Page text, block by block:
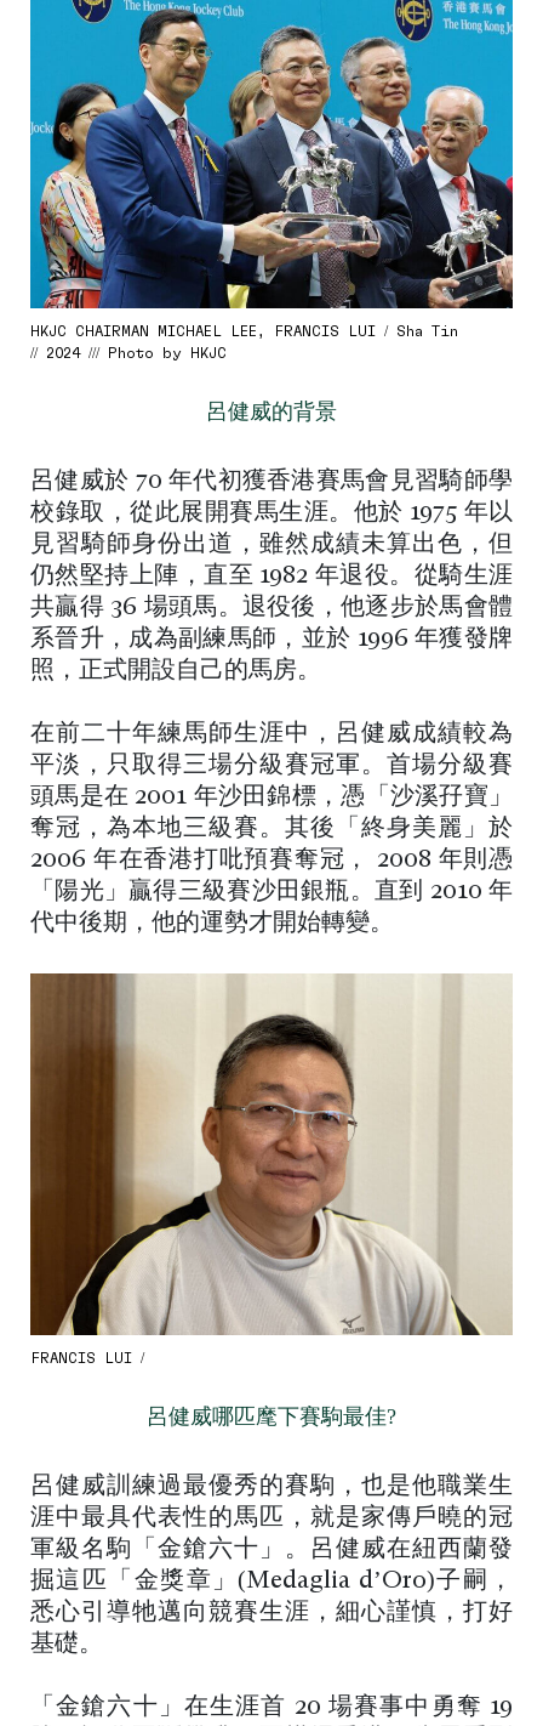
HKJC CHAIRMAN MICHAEL LEE, FRANCIS LUI / Sha Tin
// 2024 /// Photo by HKJC
呂健威的背景
呂健威於 70 年代初獲香港賽馬會見習騎師學
校錄取，從此展開賽馬生涯。他於 1975 年以
見習騎師身份出道，雖然成績未算出色，但
仍然堅持上陣，直至 1982 年退役。從騎生涯
共贏得 36 場頭馬。退役後，他逐步於馬會體
系晉升，成為副練馬師，並於 1996 年獲發牌
照，正式開設自己的馬房。
在前二十年練馬師生涯中，呂健威成績較為
平淡，只取得三場分級賽冠軍。首場分級賽
頭馬是在 2001 年沙田錦標，憑「沙溪孖寶」
奪冠，為本地三級賽。其後「終身美麗」於
2006 年在香港打吡預賽奪冠， 2008 年則憑
「陽光」贏得三級賽沙田銀瓶。直到 2010 年
代中後期，他的運勢才開始轉變。
FRANCIS LUI /
呂健威哪匹麾下賽駒最佳?
呂健威訓練過最優秀的賽駒，也是他職業生
涯中最具代表性的馬匹，就是家傳戶曉的冠
軍級名駒「金鎗六十」。呂健威在紐西蘭發
掘這匹「金獎章」(Medaglia d’Oro)子嗣，
悉心引導牠邁向競賽生涯，細心謹慎，打好
基礎。
「金鎗六十」在生涯首 20 場賽事中勇奪 19